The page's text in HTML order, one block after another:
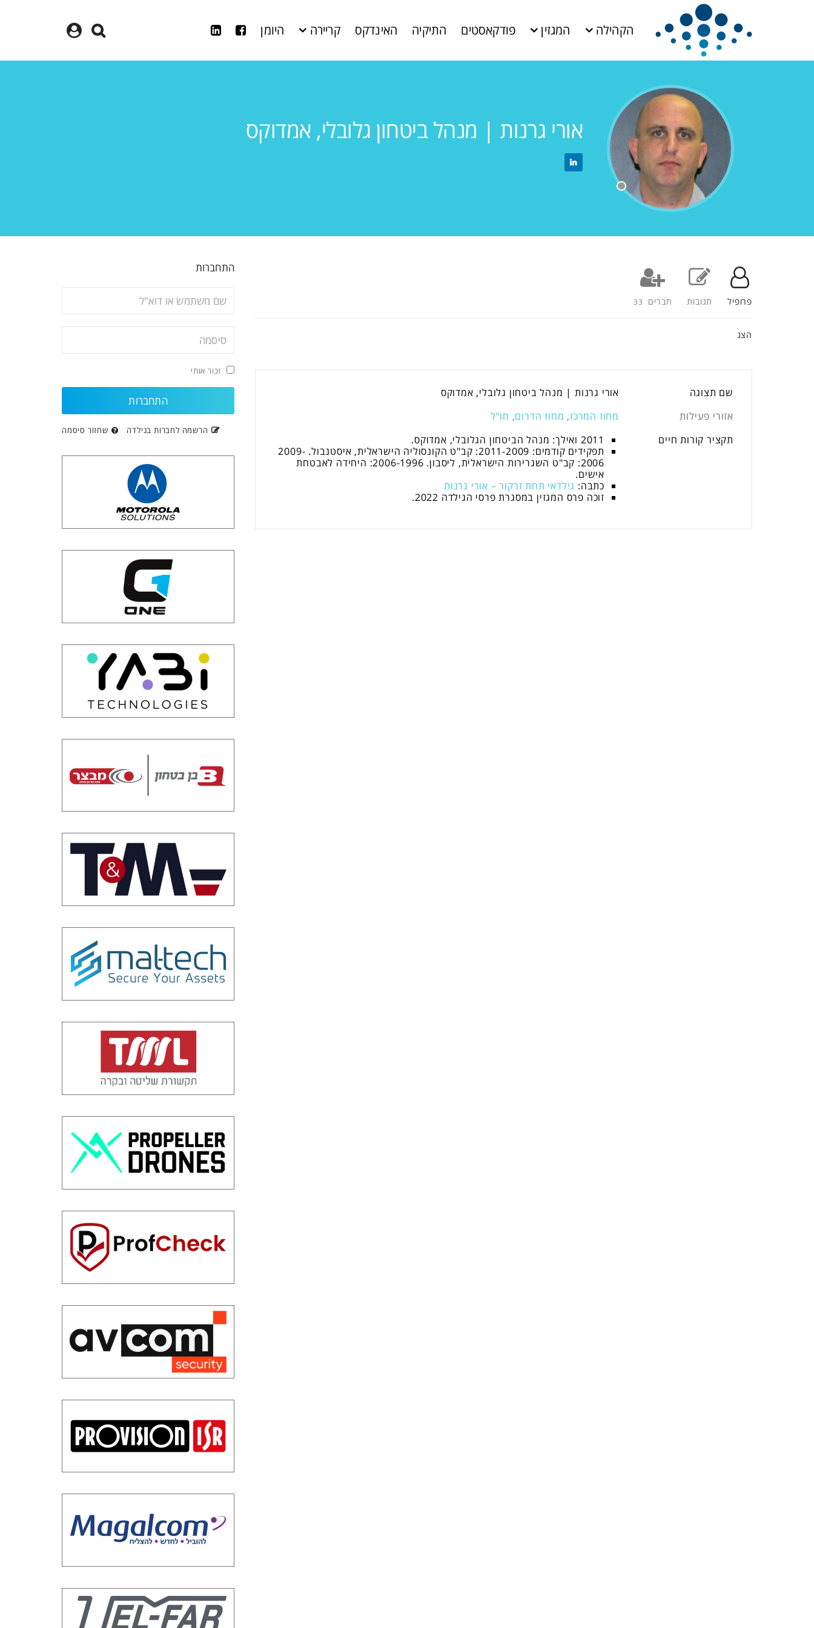
הקהילה המגזין פודקאסטים התיקיה האינדקס קריירה היומן
אורי גרנות | מנהל ביטחון גלובלי, אמדוקס
פרופיל תגובות חברים 33
הצג
שם תצוגה
אורי גרנות | מנהל ביטחון גלובלי, אמדוקס
אזורי פעילות
מחוז המרכז, מחוז הדרום, חו"ל
תקציר קורות חיים
2011 ואילך: מנהל הביטחון הגלובלי, אמדוקס.
תפקידים קודמים: 2011-2009: קב"ט הקונסוליה הישראלית, איסטנבול. 2009-
2006: קב"ט השגרירות הישראלית, ליסבון. 2006-1996: היחידה לאבטחת
אישים.
כתבה: גילדאי תחת זרקור – אורי גרנות
זוכה פרס המגזין במסגרת פרסי הגילדה 2022.
התחברות
זכור אותי
הרשמה לחברות בגילדה שחזור סיסמה